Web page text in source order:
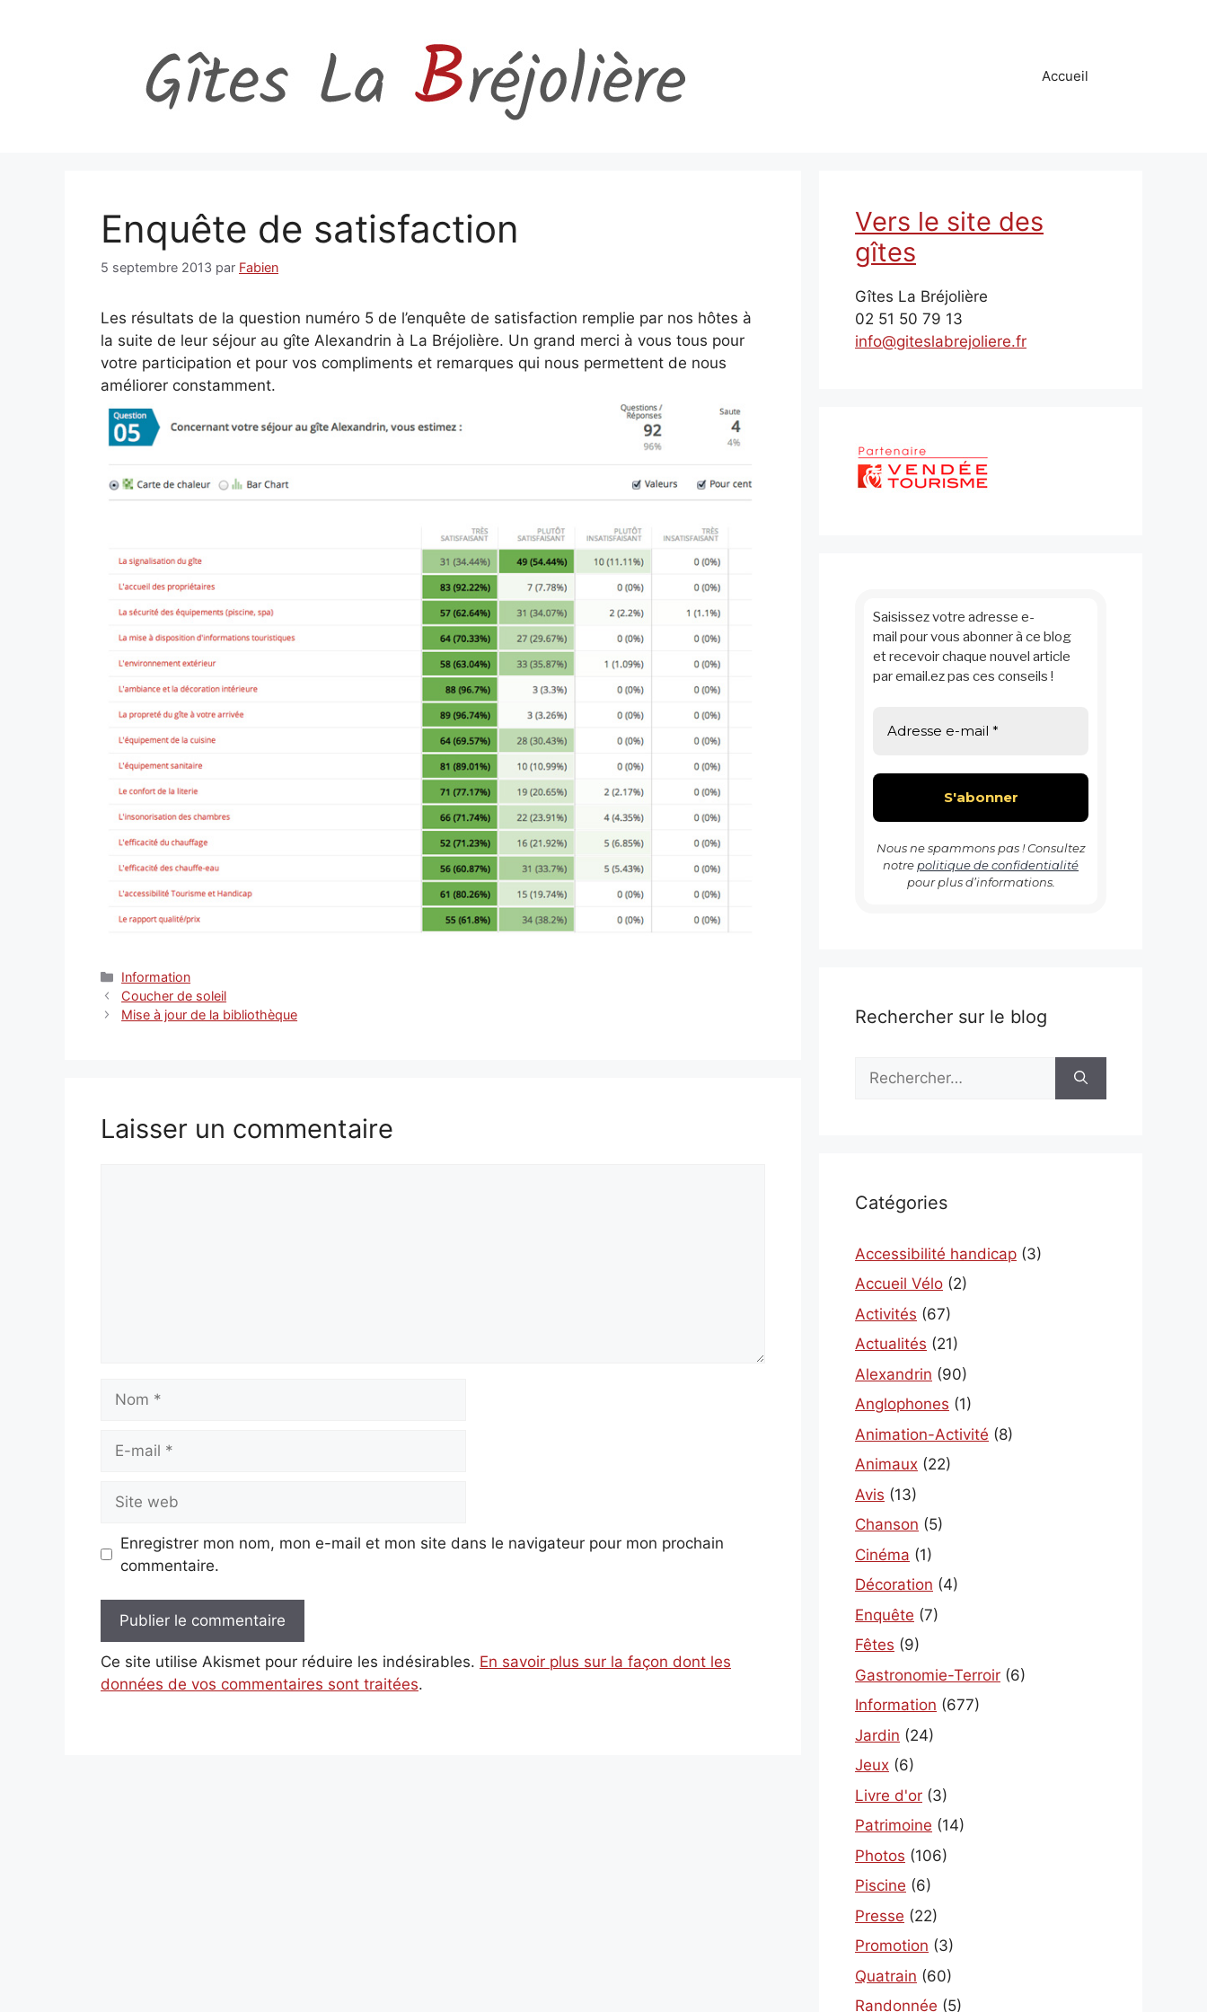
Accueil
Enquête de satisfaction
5 septembre 2013 par Fabien
Les résultats de la question numéro 5 de l’enquête de satisfaction remplie par nos hôtes à
la suite de leur séjour au gîte Alexandrin à La Bréjolière. Un grand merci à vous tous pour
votre participation et pour vos compliments et remarques qui nous permettent de nous
améliorer constamment.
Catégories
Information
Coucher de soleil
Mise à jour de la bibliothèque
Laisser un commentaire
mail
web
Enregistrer mon nom, mon e-mail et mon site dans le navigateur pour mon prochain
commentaire.
Ce site utilise Akismet pour réduire les indésirables. En savoir plus sur la façon dont les
données de vos commentaires sont traitées.
Vers le site des
gîtes
Gîtes La Bréjolière
02 51 50 79 13
info@giteslabrejoliere.fr
Saisissez votre adresse e-
mail pour vous abonner à ce blog
et recevoir chaque nouvel article
par email.ez pas ces conseils !
Nous ne spammons pas ! Consultez
notre politique de confidentialité
pour plus d’informations.
Rechercher sur le blog
Catégories
Accessibilité handicap (3)
Accueil Vélo (2)
Activités (67)
Actualités (21)
Alexandrin (90)
Anglophones (1)
Animation-Activité (8)
Animaux (22)
Avis (13)
Chanson (5)
Cinéma (1)
Décoration (4)
Enquête (7)
Fêtes (9)
Gastronomie-Terroir (6)
Information (677)
Jardin (24)
Jeux (6)
Livre d'or (3)
Patrimoine (14)
Photos (106)
Piscine (6)
Presse (22)
Promotion (3)
Quatrain (60)
Randonnée (5)